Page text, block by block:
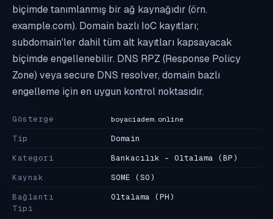
biçimde tanımlanmış bir ağ kaynağıdır (örn.
example.com). Domain bazlı IoC kayıtları;
subdomain'ler dahil tüm alt kayıtları kapsayacak
biçimde engellenebilir. DNS RPZ (Response Policy
Zone) veya secure DNS resolver, domain bazlı
engelleme için en uygun kontrol noktasıdır.
Gösterge boyaciadem.online
Tip
Domain
Kategori
Bankacılık - Oltalama (BP)
Kaynak
SOME (SO)
Bağlantı
Tipi
Oltalama (PH)